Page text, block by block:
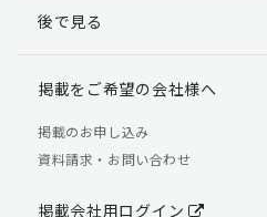
る権利があります。
「個人情報の取り扱いについて
【お問合せ先】 個人情報
TEL：03-5411-7891（平日
後で見る
掲載をご希望の会社様へ
掲載のお申し込み
資料請求・お問い合わせ
掲載会社用ログイン